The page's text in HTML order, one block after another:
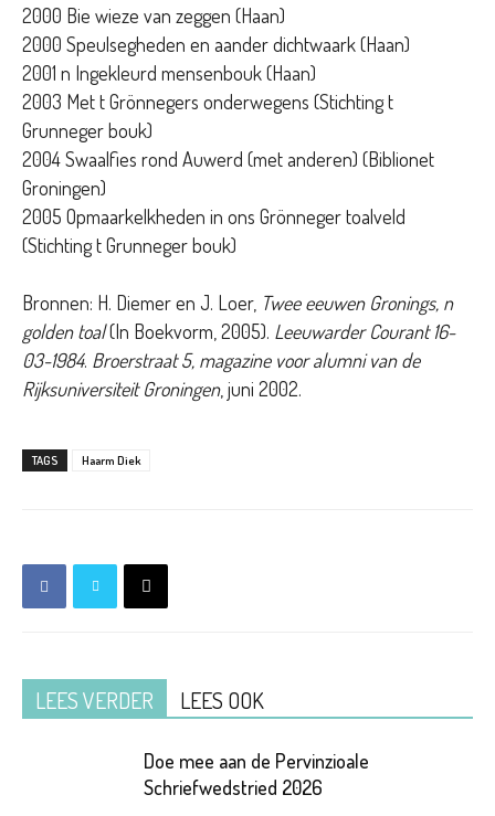
2000 Bie wieze van zeggen (Haan)
2000 Speulsegheden en aander dichtwaark (Haan)
2001 n Ingekleurd mensenbouk (Haan)
2003 Met t Grönnegers onderwegens (Stichting t
Grunneger bouk)
2004 Swaalfies rond Auwerd (met anderen) (Biblionet
Groningen)
2005 Opmaarkelkheden in ons Grönneger toalveld
(Stichting t Grunneger bouk)
Bronnen: H. Diemer en J. Loer, Twee eeuwen Gronings, n
golden toal(In Boekvorm, 2005). Leeuwarder Courant 16-
03-1984. Broerstraat 5, magazine voor alumni van de
Rijksuniversiteit Groningen, juni 2002.
TAGS Haarm Diek
LEES VERDER LEES OOK
Doe mee aan de Pervinzioale
Schriefwedstried 2026